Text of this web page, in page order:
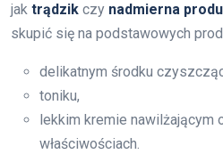
jak trądzik czy nadmierna
skupić się na podstawowych
delikatnym środku
toniku,
lekkim kremie nawilżającym
właściwościach.